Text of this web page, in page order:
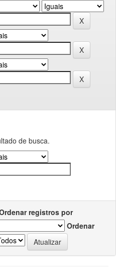
de busca.
registros por
Ordenar